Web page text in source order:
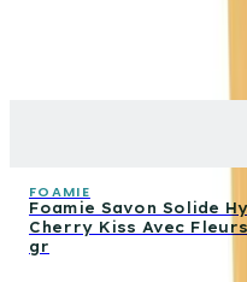
FOAMIE
Foamie Savon Solide
Cherry Kiss Avec
gr